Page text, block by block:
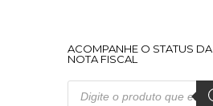
ACOMPANHE O STATUS DA
NOTA FISCAL
Pesquisar
produtos